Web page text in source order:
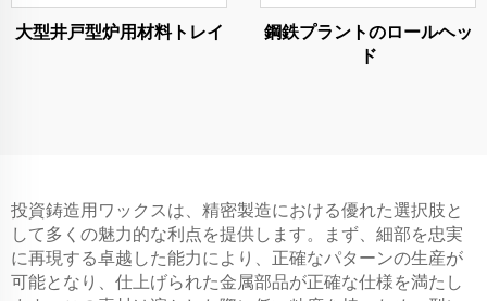
大型井戸型炉用材料トレイ
鋼鉄プラントのロールヘッ
ド
投資鋳造用ワックスは、精密製造における優れた選択肢と
して多くの魅力的な利点を提供します。まず、細部を忠実
に再現する卓越した能力により、正確なパターンの生産が
可能となり、仕上げられた金属部品が正確な仕様を満たし